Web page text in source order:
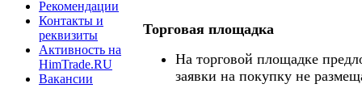
Рекомендации
Контакты и
реквизиты
Активность на
HimTrade.RU
Вакансии
Торговая площадка
На торговой площадке
заявки на покупку не